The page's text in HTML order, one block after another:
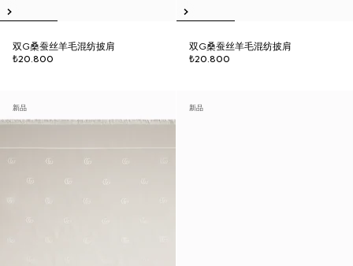
双G桑蚕丝羊毛混纺披肩
₺20.800
双G桑蚕丝羊毛混纺披肩
₺20.800
新品 新品